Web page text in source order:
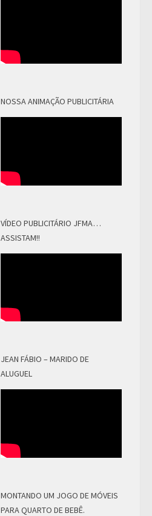
NOSSA ANIMAÇÃO PUBLICITÁRIA
VÍDEO PUBLICITÁRIO JFMA…
ASSISTAM!!
JEAN FÁBIO – MARIDO DE
ALUGUEL
MONTANDO UM JOGO DE MÓVEIS
PARA QUARTO DE BEBÊ.